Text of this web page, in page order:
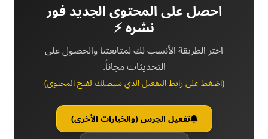
احصل على المحتوى الجديد فور
نشره ⚡
اختر الطريقة الأنسب لك لمتابعتنا والحصول على
التحديثات مجاناً.
(اضغط على رابط التفعيل الذي سيصلك لفتح المحتوى)
تفعيل الجرس (والخيارات الأخرى)